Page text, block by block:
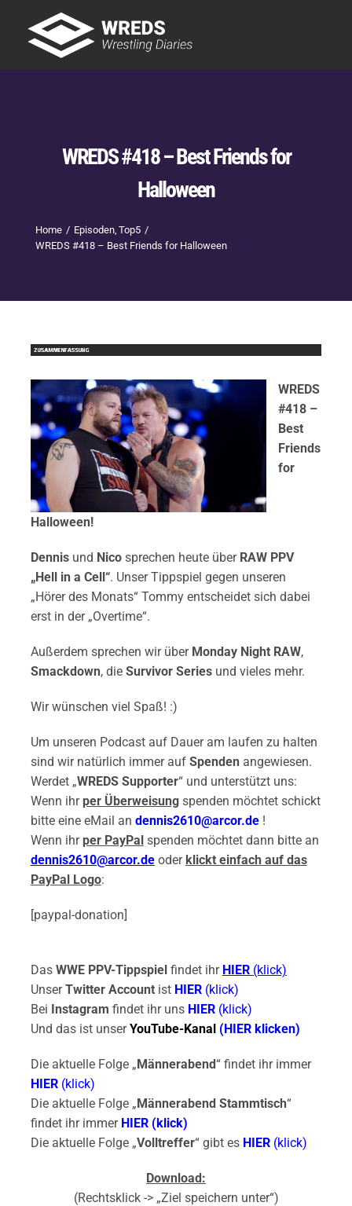
content
WREDS #418 – Best Friends for
Halloween
Home Episoden Top5
WREDS #418 – Best Friends for Halloween
WREDS
#418 –
Best
Friends
for
Halloween!
Dennisund Nicosprechen heute überRAW PPV
„Hell in a Cell“. Unser Tippspiel gegen unseren
„Hörer des Monats“ Tommy entscheidet sich dabei
erst in der „Overtime“.
Außerdem sprechen wir über Monday Night RAW,
Smackdown, die Survivor Seriesund vieles mehr.
Wir wünschen viel Spaß! :)
Um unseren Podcast auf Dauer am laufen zu halten
sind wir natürlich immer auf Spenden angewiesen.
Werdet „WREDS Supporter“ und unterstützt uns:
Wenn ihr per Überweisungspenden möchtet schickt
bitte eine eMail an dennis2610@arcor.de!
Wenn ihr per PayPalspenden möchtet dann bitte an
dennis2610@arcor.deoder klickt einfach auf das
PayPal Logo:
[paypal-donation]
Das WWE PPV-Tippspielfindet ihr HIER(klick)
UnserTwitter Accountist HIER(klick)
Bei Instagram findet ihr uns HIER(klick)
Und das ist unserYouTube-Kanal (HIER klicken)
Die aktuelle Folge „Männerabend“ findet ihr immer
HIER(klick)
Die aktuelle Folge „Männerabend Stammtisch“
findet ihr immer HIER (klick)
Die aktuelle Folge „Volltreffer“ gibt es HIER(klick)
Download:
(Rechtsklick -> „Ziel speichern unter“)